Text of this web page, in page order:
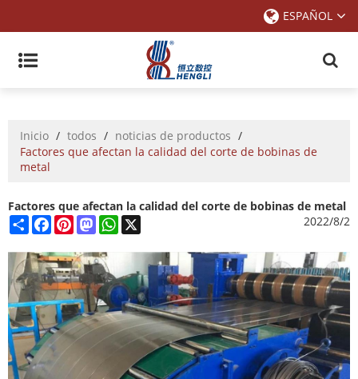
ESPAÑOL
Inicio / todos / noticias de productos /
Factores que afectan la calidad del corte de bobinas de
metal
Factores que afectan la calidad del corte de bobinas de metal
ShareFacebook
PinterestMastodonWhatsApp 2022/8/2